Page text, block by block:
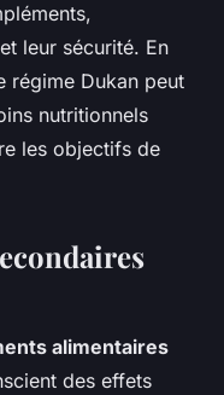
leur sécurité. En
régime Dukan peut
nutritionnels
les objectifs de
alimentaires
des effets